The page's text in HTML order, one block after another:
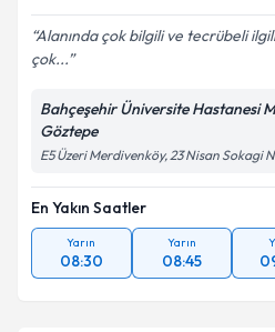
Alanında çok bilgili ve tecrübeli
çok...
Bahçeşehir Üniversite Hastanesi
Göztepe
E5 Üzeri Merdivenköy, 23 Nisan Sokagi
En Yakın Saatler
Yarın
08:30
Yarın
08:45